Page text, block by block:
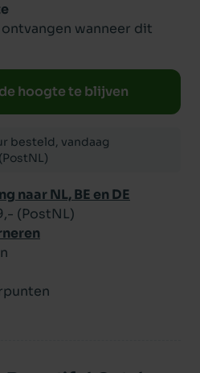
wanneer dit
hoogte te blijven
besteld, vandaag
naar NL, BE en DE
(PostNL)